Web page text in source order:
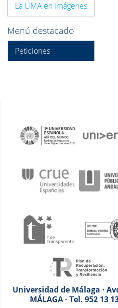
La UMA en imágenes
Menú destacado
Peticiones
Universidad de Málaga ·
MÁLAGA · Tel. 952 13